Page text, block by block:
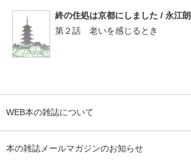
終の住処は京都にしました / 永江朗
第２話 老いを感じるとき
WEB本の雑誌について
本の雑誌メールマガジンのお知らせ